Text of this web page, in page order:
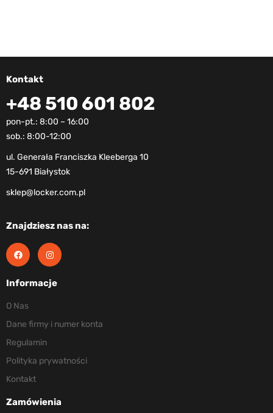
Kontakt
+48 510 601 802
pon-pt.: 8:00 – 16:00
sob.: 8:00-12:00
ul. Generała Franciszka Kleeberga 10
15-691 Białystok
sklep@locker.com.pl
Znajdziesz nas na:
Informacje
O Nas
Dane firmy i numer konta
Regulamin
Polityka prywatności
Kontakt
Zamówienia